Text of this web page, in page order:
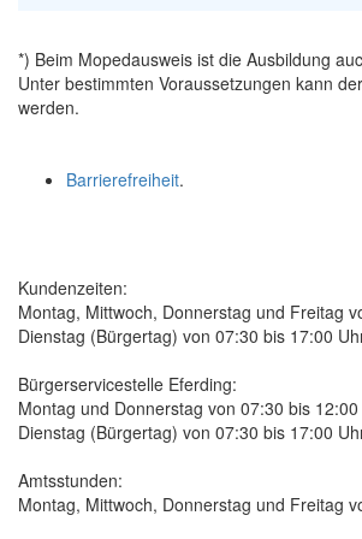
*) Beim Mopedausweis ist die Ausbildung
Unter bestimmten Voraussetzungen kann
werden.
Barrierefreiheit.
Kundenzeiten:
Montag, Mittwoch, Donnerstag und Freitag
Dienstag (Bürgertag) von 07:30 bis 17:00
Bürgerservicestelle Eferding:
Montag und Donnerstag von 07:30 bis
Dienstag (Bürgertag) von 07:30 bis 17:00
Amtsstunden:
Montag, Mittwoch, Donnerstag und Freitag